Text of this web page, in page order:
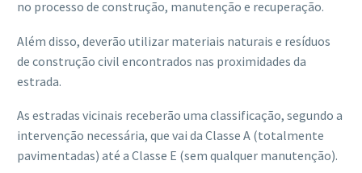
no processo de construção, manutenção e recuperação.
Além disso, deverão utilizar materiais naturais e resíduos
de construção civil encontrados nas proximidades da
estrada.
As estradas vicinais receberão uma classificação, segundo a
intervenção necessária, que vai da Classe A (totalmente
pavimentadas) até a Classe E (sem qualquer manutenção).